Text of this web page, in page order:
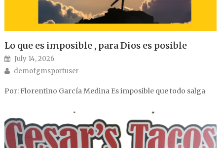
Lo que es imposible , para Dios es posible
Posted on
July 14, 2026
Author
demofgmsportuser
Por: Florentino García Medina Es imposible que todo salga